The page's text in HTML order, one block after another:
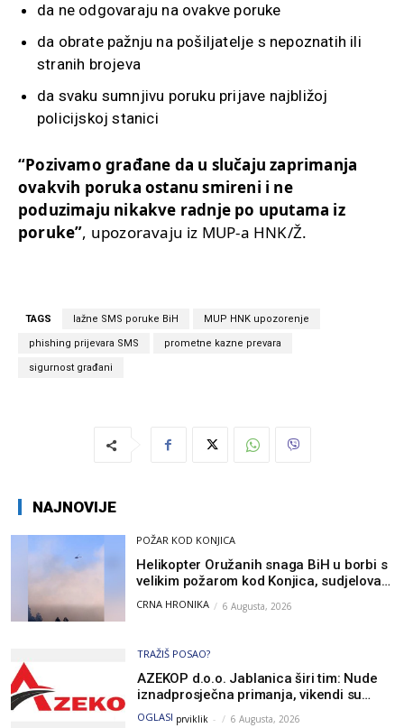
da ne odgovaraju na ovakve poruke
da obrate pažnju na pošiljatelje s nepoznatih ili
stranih brojeva
da svaku sumnjivu poruku prijave najbližoj
policijskoj stanici
“Pozivamo građane da u slučaju zaprimanja
ovakvih poruka ostanu smireni i ne
poduzimaju nikakve radnje po uputama iz
poruke”, upozoravaju iz MUP-a HNK/Ž.
TAGS lažne SMS poruke BiH MUP HNK upozorenje
phishing prijevara SMS prometne kazne prevara
sigurnost građani
NAJNOVIJE
POŽAR KOD KONJICA
Helikopter Oružanih snaga BiH u borbi s
velikim požarom kod Konjica, sudjelovao
i Air Tractor
CRNA HRONIKA 6 Augusta, 2026
TRAŽIŠ POSAO?
AZEKOP d.o.o. Jablanica širi tim: Nude
iznadprosječna primanja, vikendi su
slobodni, traži se više radnika
OGLASI prviklik - 6 Augusta, 2026